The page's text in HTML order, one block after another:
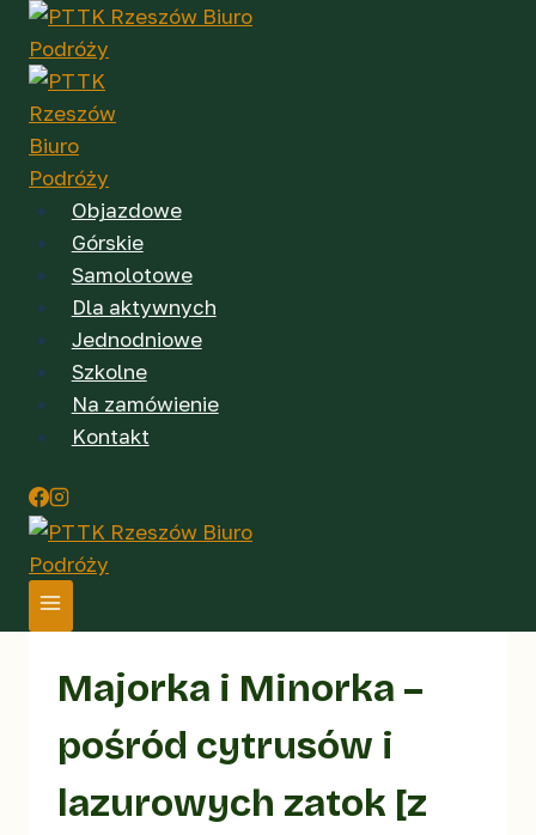
Przejdź
treści
Objazdowe
Górskie
Samolotowe
Dla aktywnych
Jednodniowe
Szkolne
Na zamówienie
Kontakt
Majorka i Minorka –
pośród cytrusów i
lazurowych zatok [z